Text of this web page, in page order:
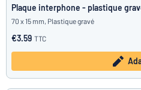
Plaque interphone - plastique
70 x 15 mm, Plastique gravé
€3.59 TTC